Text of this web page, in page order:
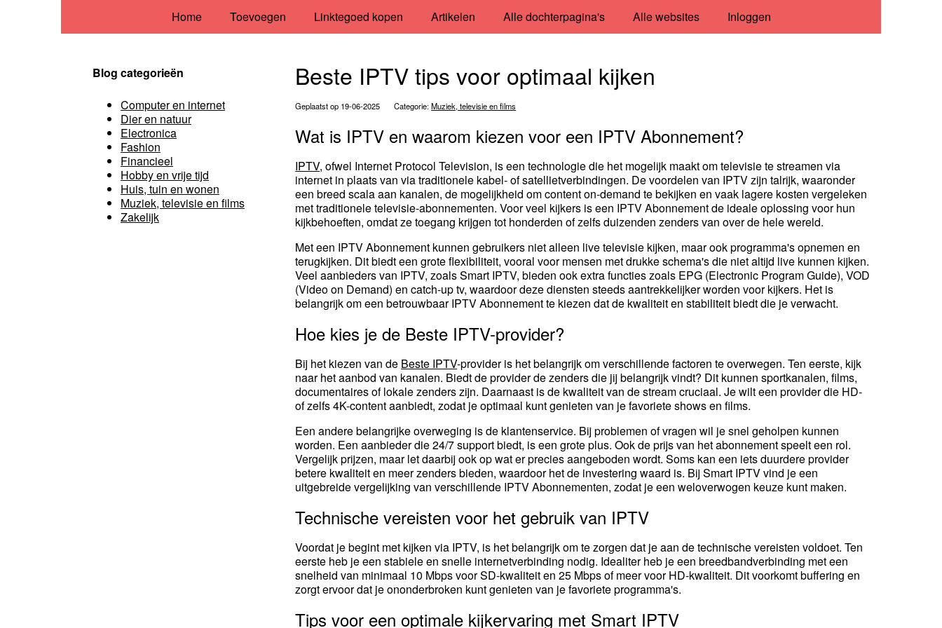
Home Toevoegen Linktegoed kopen Artikelen Alle dochterpagina's Alle websites Inloggen
Beste IPTV tips voor optimaal kijken
Geplaatst op 19-06-2025 Categorie:Muziek, televisie en films
Wat is IPTV en waarom kiezen voor een IPTV Abonnement?
IPTV, ofwel Internet Protocol Television, is een technologie die het mogelijk maakt om televisie te streamen via
internet in plaats van via traditionele kabel- of satellietverbindingen. De voordelen van IPTV zijn talrijk, waaronder
een breed scala aan kanalen, de mogelijkheid om content on-demand te bekijken en vaak lagere kosten vergeleken
met traditionele televisie-abonnementen. Voor veel kijkers is een IPTV Abonnement de ideale oplossing voor hun
kijkbehoeften, omdat ze toegang krijgen tot honderden of zelfs duizenden zenders van over de hele wereld.
Met een IPTV Abonnement kunnen gebruikers niet alleen live televisie kijken, maar ook programma's opnemen en
terugkijken. Dit biedt een grote flexibiliteit, vooral voor mensen met drukke schema's die niet altijd live kunnen kijken.
Veel aanbieders van IPTV, zoals Smart IPTV, bieden ook extra functies zoals EPG (Electronic Program Guide), VOD
(Video on Demand) en catch-up tv, waardoor deze diensten steeds aantrekkelijker worden voor kijkers. Het is
belangrijk om een betrouwbaar IPTV Abonnement te kiezen dat de kwaliteit en stabiliteit biedt die je verwacht.
Hoe kies je de Beste IPTV-provider?
Bij het kiezen van de Beste IPTV-provider is het belangrijk om verschillende factoren te overwegen. Ten eerste, kijk
naar het aanbod van kanalen. Biedt de provider de zenders die jij belangrijk vindt? Dit kunnen sportkanalen, films,
documentaires of lokale zenders zijn. Daarnaast is de kwaliteit van de stream cruciaal. Je wilt een provider die HD-
of zelfs 4K-content aanbiedt, zodat je optimaal kunt genieten van je favoriete shows en films.
Een andere belangrijke overweging is de klantenservice. Bij problemen of vragen wil je snel geholpen kunnen
worden. Een aanbieder die 24/7 support biedt, is een grote plus. Ook de prijs van het abonnement speelt een rol.
Vergelijk prijzen, maar let daarbij ook op wat er precies aangeboden wordt. Soms kan een iets duurdere provider
betere kwaliteit en meer zenders bieden, waardoor het de investering waard is. Bij Smart IPTV vind je een
uitgebreide vergelijking van verschillende IPTV Abonnementen, zodat je een weloverwogen keuze kunt maken.
Technische vereisten voor het gebruik van IPTV
Voordat je begint met kijken via IPTV, is het belangrijk om te zorgen dat je aan de technische vereisten voldoet. Ten
eerste heb je een stabiele en snelle internetverbinding nodig. Idealiter heb je een breedbandverbinding met een
snelheid van minimaal 10 Mbps voor SD-kwaliteit en 25 Mbps of meer voor HD-kwaliteit. Dit voorkomt buffering en
zorgt ervoor dat je ononderbroken kunt genieten van je favoriete programma's.
Tips voor een optimale kijkervaring met Smart IPTV
Blog categorieën
Computer en internet
Dier en natuur
Electronica
Fashion
Financieel
Hobby en vrije tijd
Huis, tuin en wonen
Muziek, televisie en films
Zakelijk